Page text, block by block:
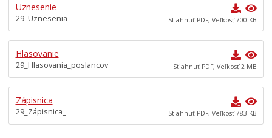
Transparentné mesto
Program hospodárskeho a sociálneho rozvoja mesta
Levoča
Stratégia cestovného ruchu v okrese Levoča 2021 – 2027
Priemyselná zóna
Oznámenia funkcií, zamestnaní, činností a majetkových
pomerov verejného funkcionára
Uznesenie
29_Uznesenia Stiahnuť PDF, Veľkosť 700 KB
Hlasovanie
29_Hlasovania_poslancov Stiahnuť PDF, Veľkosť 2 MB
Zápisnica
29_Zápisnica_ Stiahnuť PDF, Veľkosť 783 KB